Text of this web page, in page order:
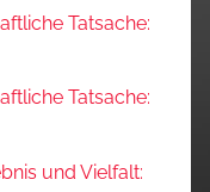
Tatsache:
Tatsache:
und Vielfalt: